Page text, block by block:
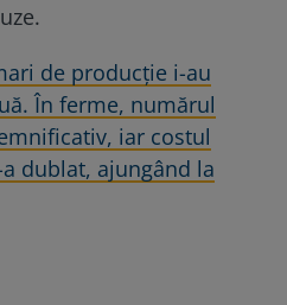
de producție i-au
În ferme, numărul
iar costul
dublat, ajungând la